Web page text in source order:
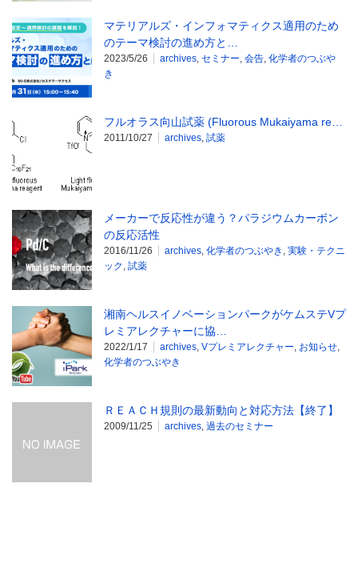
マテリアルズ・インフォマティクス適用のため
のテーマ検討の進め方と…
2023/5/26 archives, セミナー, 会告, 化学者のつぶや
き
フルオラス向山試薬 (Fluorous Mukaiyama re…
2011/10/27 archives, 試薬
メーカーで反応性が違う？パラジウムカーボン
の反応活性
2016/11/26 archives, 化学者のつぶやき , 実験・テクニ
ック , 試薬
湘南ヘルスイノベーションパークがケムステVプ
レミアレクチャーに協…
2022/1/17 archives, Vプレミアレクチャー, お知らせ,
化学者のつぶやき
ＲＥＡＣＨ規則の最新動向と対応方法【終了】
2009/11/25 archives, 過去のセミナー